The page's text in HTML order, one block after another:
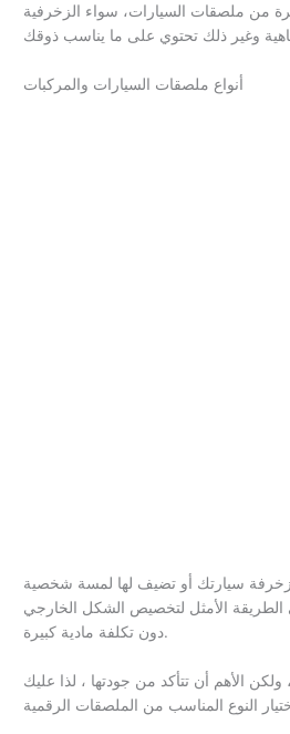
من ملصقات السيارات، سواء الزخرفية
أنواع ملصقات السيارات والمركبات
سيارتك أو تضيف لها لمسة شخصية
الطريقة الأمثل لتخصيص الشكل الخارجي
دون تكلفة مادية كبيرة.
الأهم أن تتأكد من جودتها ، لذا عليك